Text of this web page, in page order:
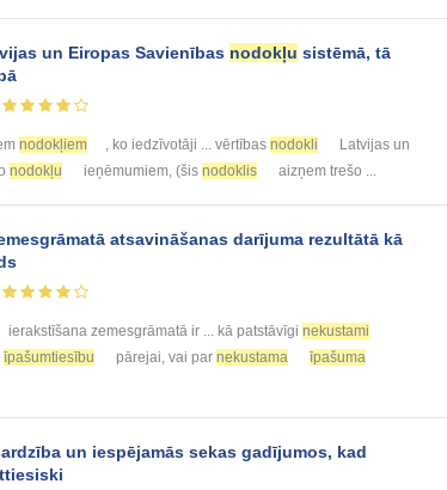
un Eiropas Savienības nodokļu sistēmā, tā
nodokļiem , ko iedzīvotāji ... vērtības nodokli
Latvijas un
nodokļu ieņēmumiem, (šis nodoklis aizņem trešo ...
atsavināšanas darījuma rezultātā kā
ierakstīšana zemesgrāmatā ir ... kā patstāvīgi nekustami
īpašumtiesību pārejai, vai par nekustama
īpašuma
un iespējamās sekas gadījumos, kad